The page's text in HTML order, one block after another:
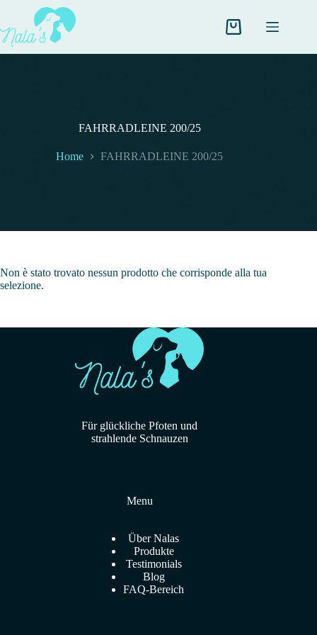
contenuto
Carrello
FAHRRADLEINE 200/25
Home FAHRRADLEINE 200/25
Non è stato trovato nessun prodotto che corrisponde alla tua
selezione.
Für glückliche Pfoten und
strahlende Schnauzen
Menu
Über Nalas
Produkte
Testimonials
Blog
FAQ-Bereich